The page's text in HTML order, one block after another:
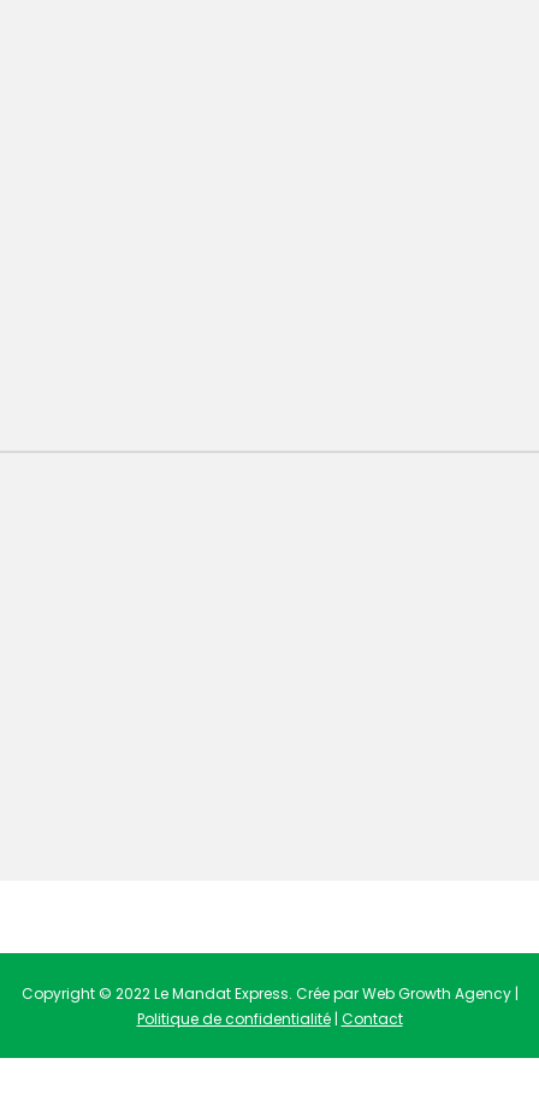
Copyright © 2022 Le Mandat Express. Crée par Web Growth Agency |
Politique de confidentialité| Contact